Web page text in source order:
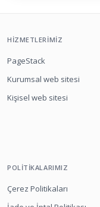
HIZMETLERIMIZ
PageStack
Kurumsal web sitesi
Kişisel web sitesi
POLITIKALARIMIZ
Çerez Politikaları